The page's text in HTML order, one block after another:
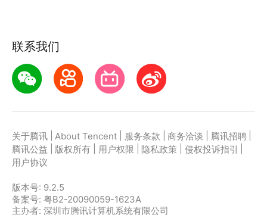
联系我们
关于腾讯 About Tencent 服务条款 商务洽谈 腾讯招聘
腾讯公益
版权所有 用户权限 隐私政策 侵权投诉指引
用户协议
版本号: 9.2.5
备案号: 粤B2-20090059-1623A
主办者: 深圳市腾讯计算机系统有限公司